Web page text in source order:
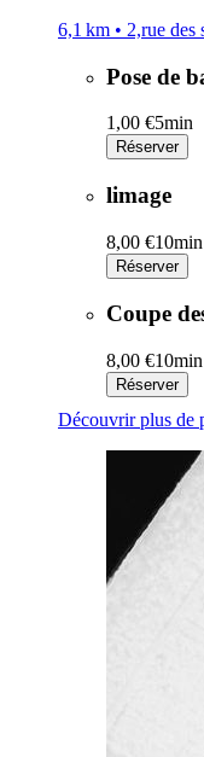
6,1 km • 2,rue des
Pose de
1,00 €5min
Réserver
limage
8,00 €10min
Réserver
Coupe
8,00 €10min
Réserver
Découvrir plus de